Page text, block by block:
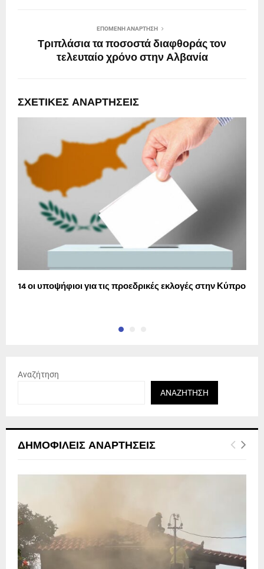
ΕΠΌΜΕΝΗ ΑΝΆΡΤΗΣΗ
Τριπλάσια τα ποσοστά διαφθοράς τον
τελευταίο χρόνο στην Αλβανία
ΣΧΕΤΙΚΈΣ ΑΝΑΡΤΉΣΕΙΣ
14 οι υποψήφιοι για τις προεδρικές εκλογές στην Κύπρο
Αναζήτηση
ΑΝΑΖΉΤΗΣΗ
ΔΗΜΟΦΙΛΕΊΣ ΑΝΑΡΤΉΣΕΙΣ